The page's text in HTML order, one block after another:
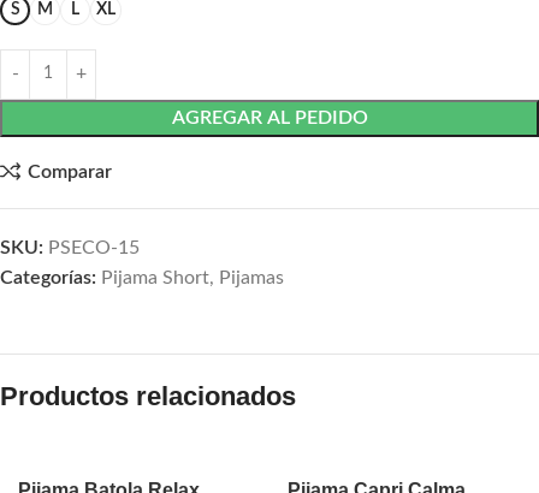
S M L XL
AGREGAR AL PEDIDO
Comparar
SKU: PSECO-15
Categorías: Pijama Short, Pijamas
Productos relacionados